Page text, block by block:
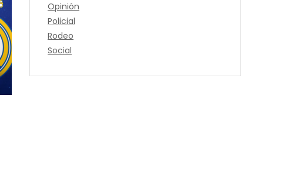
Opinión
Policial
Rodeo
Social